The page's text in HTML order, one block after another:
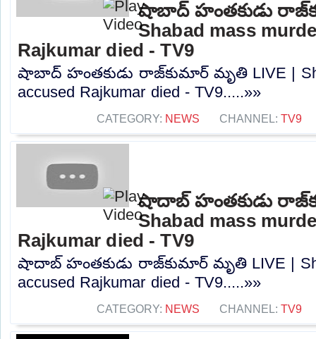
షాబాద్‌ హంతకుడు
Shabad mass
Rajkumar died - TV9
షాబాద్‌ హంతకుడు రాజ్‌కుమార్‌ మృతి LIVE |
accused Rajkumar died - TV9.....»»
CATEGORY: NEWS CHANNEL: TV9
షాదాబ్‌ హంతకుడు
Shabad mass
Rajkumar died - TV9
షాదాబ్‌ హంతకుడు రాజ్‌కుమార్‌ మృతి LIVE |
accused Rajkumar died - TV9.....»»
CATEGORY: NEWS CHANNEL: TV9